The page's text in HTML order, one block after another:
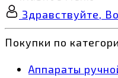
Здравствуйте,
Покупки по
Аппараты